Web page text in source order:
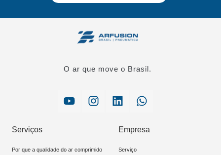
O ar que move o Brasil.
Serviços
Por que a qualidade do ar comprimido
Empresa
Serviço